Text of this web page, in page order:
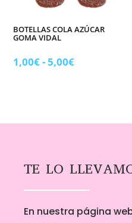
BOTELLAS COLA AZÚCAR
GOMA VIDAL
1,00€-5,00€Rango
1,00€
TE LO
En nuestra página